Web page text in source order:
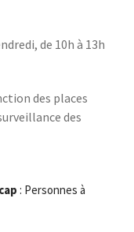
de 10h à 13h
des places
des
: Personnes à